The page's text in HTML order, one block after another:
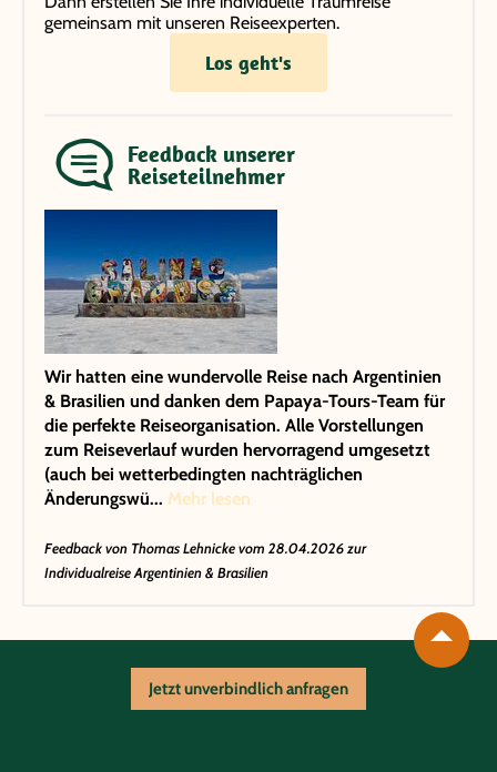
gemeinsam mit unseren Reiseexperten.
Los geht's
Feedback unserer
Reiseteilnehmer
Wir hatten eine wundervolle Reise nach Argentinien
& Brasilien und danken dem Papaya-Tours-Team für
die perfekte Reiseorganisation. Alle Vorstellungen
zum Reiseverlauf wurden hervorragend umgesetzt
(auch bei wetterbedingten nachträglichen
Änderungswü... Mehr lesen
Feedback von Thomas Lehnickevom 28.04.2026 zur
Individualreise Argentinien & Brasilien
Jetzt unverbindlich anfragen